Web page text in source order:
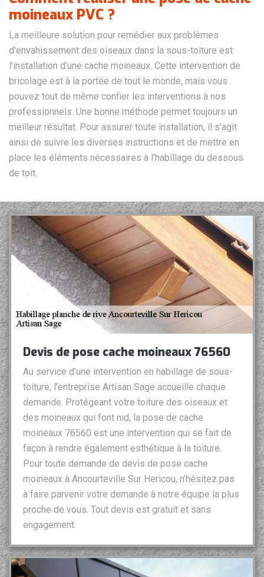
moineaux PVC ?
La meilleure solution pour remédier aux problèmes
d’envahissement des oiseaux dans la sous-toiture est
l’installation d’une cache moineaux. Cette intervention de
bricolage est à la portée de tout le monde, mais vous
pouvez tout de même confier les interventions à nos
professionnels. Une bonne méthode permet toujours un
meilleur résultat. Pour assurer toute installation, il s’agit
ainsi de suivre les diverses instructions et de mettre en
place les éléments nécessaires à l’habillage du dessous
de toit.
Devis de pose cache moineaux 76560
Au service d’une intervention en habillage de sous-
toiture, l’entreprise Artisan Sage accueille chaque
demande. Protégeant votre toiture des oiseaux et
des moineaux qui font nid, la pose de cache
moineaux 76560 est une intervention qui se fait de
façon à rendre également esthétique à la toiture.
Pour toute demande de devis de pose cache
moineaux à Ancourteville Sur Hericou, n’hésitez pas
à faire parvenir votre demande à notre équipe la plus
proche de vous. Tout devis est gratuit et sans
engagement.